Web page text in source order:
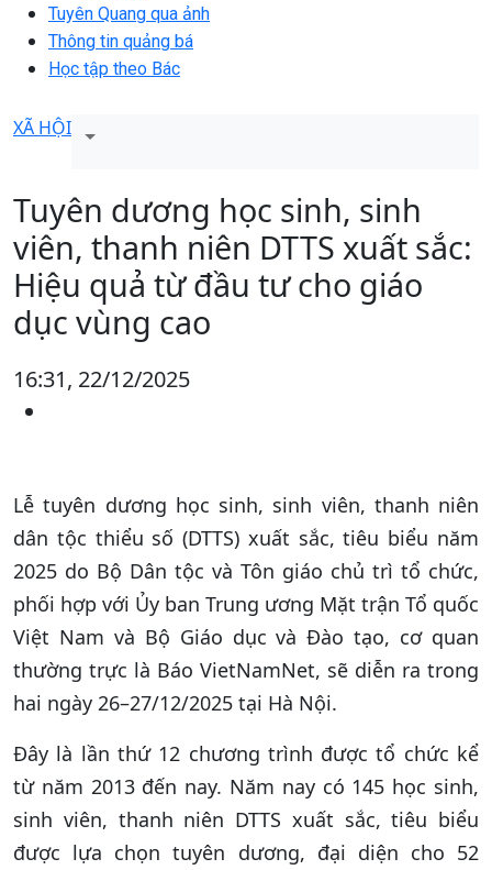
Tuyên Quang qua ảnh
Thông tin quảng bá
Học tập theo Bác
XÃ HỘI
Tuyên dương học sinh, sinh
viên, thanh niên DTTS xuất sắc:
Hiệu quả từ đầu tư cho giáo
dục vùng cao
16:31, 22/12/2025
Lễ tuyên dương học sinh, sinh viên, thanh niên
dân tộc thiểu số (DTTS) xuất sắc, tiêu biểu năm
2025 do Bộ Dân tộc và Tôn giáo chủ trì tổ chức,
phối hợp với Ủy ban Trung ương Mặt trận Tổ quốc
Việt Nam và Bộ Giáo dục và Đào tạo, cơ quan
thường trực là Báo VietNamNet, sẽ diễn ra trong
hai ngày 26–27/12/2025 tại Hà Nội.
Đây là lần thứ 12 chương trình được tổ chức kể
từ năm 2013 đến nay. Năm nay có 145 học sinh,
sinh viên, thanh niên DTTS xuất sắc, tiêu biểu
được lựa chọn tuyên dương, đại diện cho 52